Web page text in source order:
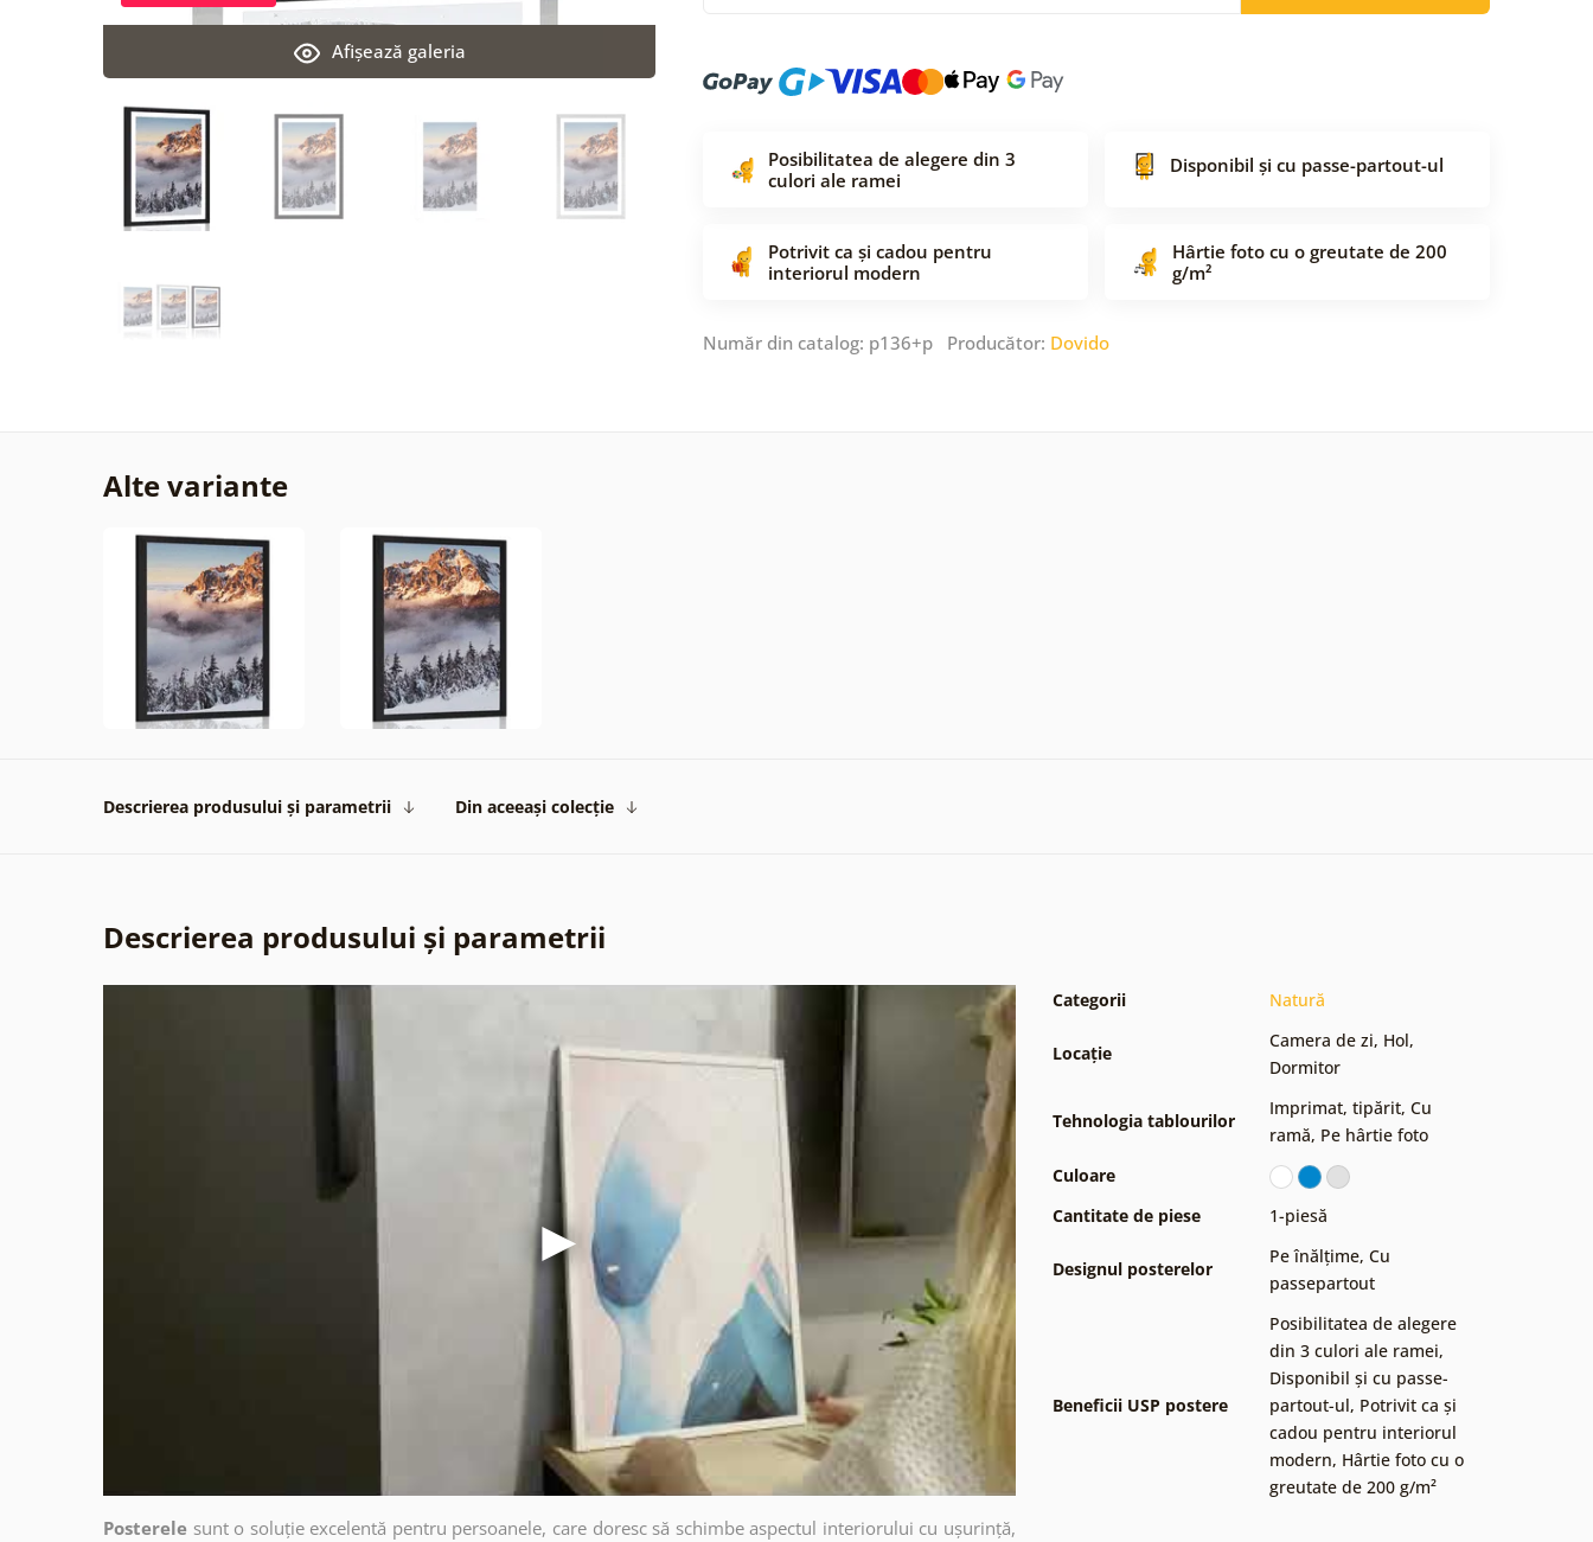
Afişează galeria
Posibilitatea de alegere din 3
culori ale ramei
Disponibil și cu passe-partout-ul
Potrivit ca și cadou pentru
interiorul modern
Hârtie foto cu o greutate de 200
g/m²
Număr din catalog: p136+p Producător: Dovido
Alte variante
Descrierea produsului și parametrii Din aceeași colecție
Descrierea produsului și parametrii
Posterele sunt o soluție excelentă pentru persoanele, care doresc să schimbe aspectul interiorului cu ușurință,
Categorii Natură
Locație
Camera de zi, Hol,
Dormitor
Tehnologia tablourilor
Imprimat, tipărit, Cu
ramă, Pe hârtie foto
Culoare
Cantitate de piese
1-piesă
Designul posterelor
Pe înălțime, Cu
passepartout
Beneficii USP postere
Posibilitatea de alegere
din 3 culori ale ramei,
Disponibil și cu passe-
partout-ul, Potrivit ca și
cadou pentru interiorul
modern, Hârtie foto cu o
greutate de 200 g/m²